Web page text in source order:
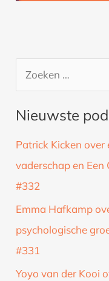
e
k
a
Nieuwste
Patrick Kicken
vaderschap en Een
#332
Emma Hafkamp
psychologische
#331
Yoyo van der Kooi